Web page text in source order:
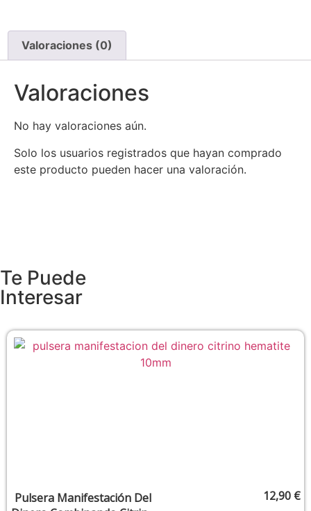
Valoraciones (0)
Valoraciones
No hay valoraciones aún.
Solo los usuarios registrados que hayan comprado
este producto pueden hacer una valoración.
Te Puede
Interesar
Pulsera Manifestación Del
12,90 €